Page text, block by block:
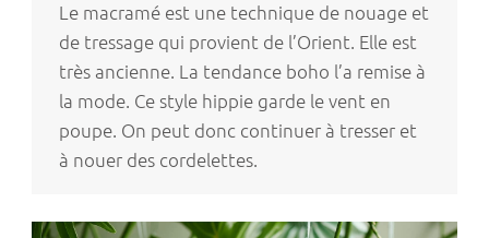
Le macramé est une technique de nouage et
de tressage qui provient de l’Orient. Elle est
très ancienne. La tendance boho l’a remise à
la mode. Ce style hippie garde le vent en
poupe. On peut donc continuer à tresser et
à nouer des cordelettes.